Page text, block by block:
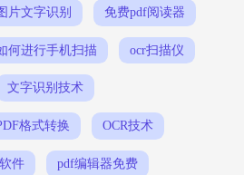
片文字识别 免费pdf阅读器
何进行手机扫描 ocr扫描仪
文字识别技术
格式转换 OCR技术
件 pdf编辑器免费